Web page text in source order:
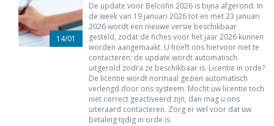
14/01
De update voor Belcofin 2026 is bijna afgerond. In
de week van 19 januari 2026 tot en met 23 januari
2026 wordt een nieuwe versie beschikbaar
gesteld, zodat de fiches voor het jaar 2026 kunnen
worden aangemaakt. U hoeft ons hiervoor niet te
contacteren; de update wordt automatisch
uitgerold zodra ze beschikbaar is. Licentie in orde?
De licentie wordt normaal gezien automatisch
verlengd door ons systeem. Mocht uw licentie toch
niet correct geactiveerd zijn, dan mag u ons
uiteraard contacteren. Zorg er wel voor dat uw
betaling tijdig in orde is.